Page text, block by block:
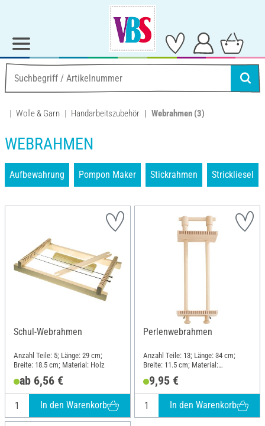
Wolle & Garn Handarbeitszubehör Webrahmen (3)
WEBRAHMEN
Aufbewahrung Pompon Maker Stickrahmen Strickliesel
Schul-Webrahmen
Anzahl Teile: 5; Länge: 29 cm;
Breite: 18.5 cm; Material: Holz
ab 6,56 €
In den Warenkorb
Perlenwebrahmen
Anzahl Teile: 13; Länge: 34 cm;
Breite: 11.5 cm; Material:
9,95 €
In den Warenkorb